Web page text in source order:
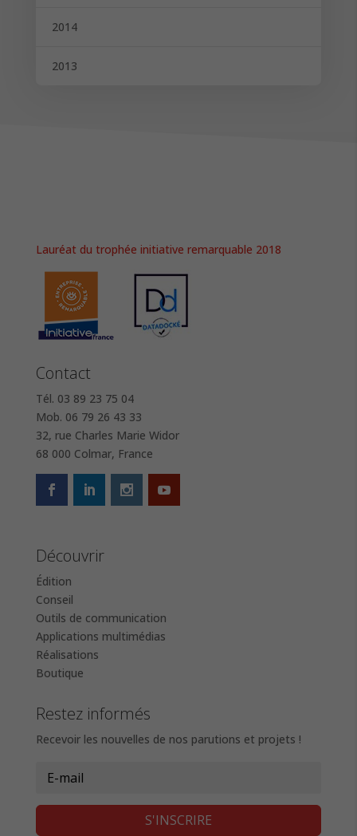
2014
2013
Lauréat du trophée initiative remarquable 2018
Contact
Tél. 03 89 23 75 04
Mob. 06 79 26 43 33
32, rue Charles Marie Widor
68 000 Colmar, France
Découvrir
Édition
Conseil
Outils de communication
Applications multimédias
Réalisations
Boutique
Restez informés
Recevoir les nouvelles de nos parutions et projets !
S'INSCRIRE